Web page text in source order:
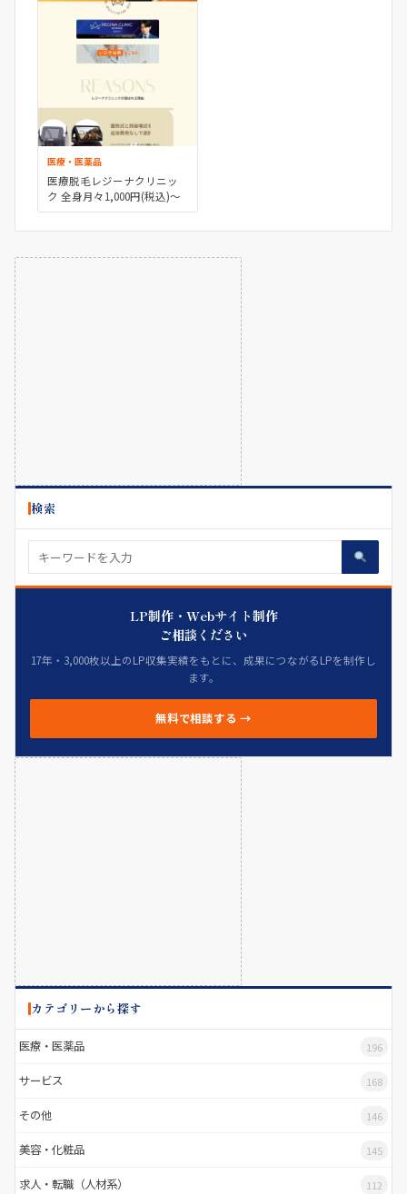
医療・医薬品
医療脱毛レジーナクリニッ
ク 全身月々1,000円(税込)～
検索
LP制作・Webサイト制作
ご相談ください
17年・3,000枚以上のLP収集実績をもとに、成果につながるLPを制作し
ます。
無料で相談する →
カテゴリーから探す
医療・医薬品 196
サービス 168
その他 146
美容・化粧品 145
求人・転職（人材系） 112